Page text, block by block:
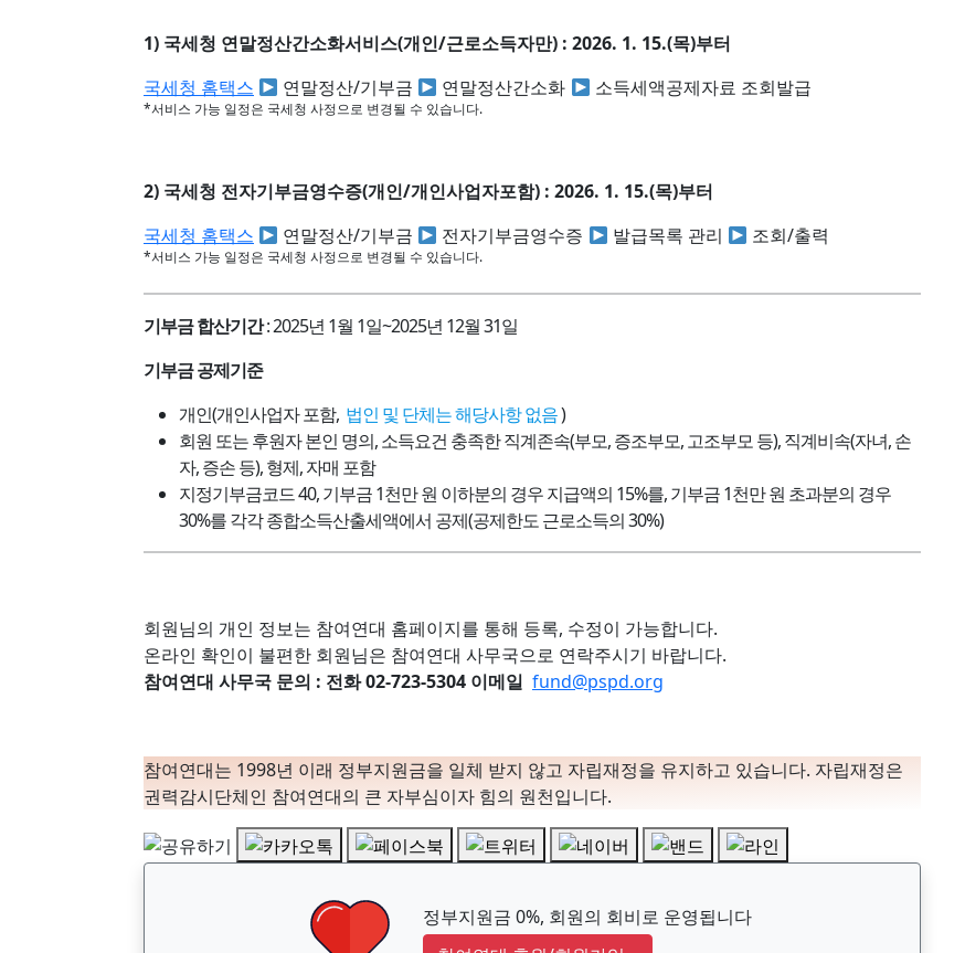
1) 국세청 연말정산간소화서비스(개인/근로소득자만) : 2026. 1. 15.(목)부터
국세청 홈택스
연말정산/기부금 연말정산간소화 소득세액공제자료 조회발급
*서비스 가능 일정은 국세청 사정으로 변경될 수 있습니다.
2) 국세청 전자기부금영수증(개인/개인사업자포함) : 2026. 1. 15.(목)부터
국세청 홈택스
연말정산/기부금 전자기부금영수증 발급목록 관리 조회/출력
*서비스 가능 일정은 국세청 사정으로 변경될 수 있습니다.
기부금 합산기간: 2025년 1월 1일~2025년 12월 31일
기부금 공제기준
개인(개인사업자 포함, 법인 및 단체는 해당사항 없음)
회원 또는 후원자 본인 명의, 소득요건 충족한 직계존속(부모, 증조부모, 고조부모 등), 직계비속(자녀, 손
자, 증손 등), 형제, 자매 포함
지정기부금코드 40, 기부금 1천만 원 이하분의 경우 지급액의 15%를, 기부금 1천만 원 초과분의 경우
30%를 각각 종합소득산출세액에서 공제(공제한도 근로소득의 30%)
회원님의 개인 정보는 참여연대 홈페이지를 통해 등록, 수정이 가능합니다.
온라인 확인이 불편한 회원님은 참여연대 사무국으로 연락주시기 바랍니다.
참여연대 사무국 문의 : 전화 02-723-5304 이메일 fund@pspd.org
참여연대는 1998년 이래 정부지원금을 일체 받지 않고 자립재정을 유지하고 있습니다. 자립재정은
권력감시단체인 참여연대의 큰 자부심이자 힘의 원천입니다.
정부지원금 0%, 회원의 회비로 운영됩니다